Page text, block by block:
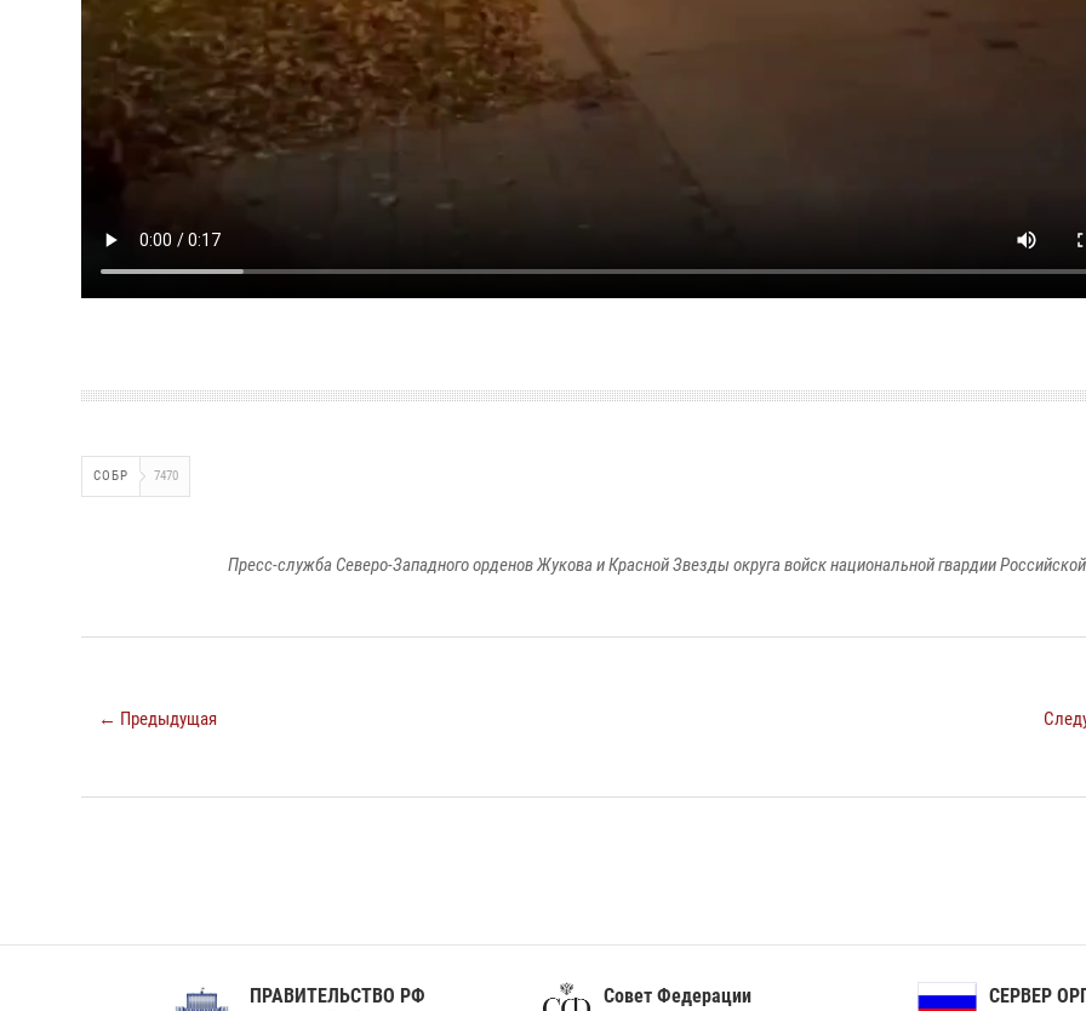
СОБР 7470
Пресс-служба Северо-Западного орденов Жукова и Красной Звезды округа войск национальной гвардии
← Предыдущая
ПРАВИТЕЛЬСТВО РФ Совет Федерации СЕРВЕР ОРГАНОВ